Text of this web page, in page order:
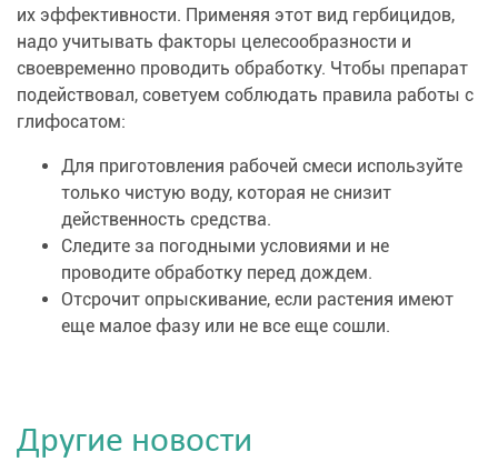
их эффективности. Применяя этот вид гербицидов,
надо учитывать факторы целесообразности и
своевременно проводить обработку. Чтобы препарат
подействовал, советуем соблюдать правила работы с
глифосатом:
Для приготовления рабочей смеси используйте
только чистую воду, которая не снизит
действенность средства.
Следите за погодными условиями и не
проводите обработку перед дождем.
Отсрочит опрыскивание, если растения имеют
еще малое фазу или не все еще сошли.
Другие новости